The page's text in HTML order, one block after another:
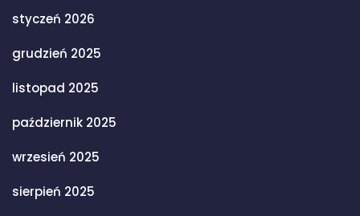
styczeń 2026
grudzień 2025
listopad 2025
październik 2025
wrzesień 2025
sierpień 2025